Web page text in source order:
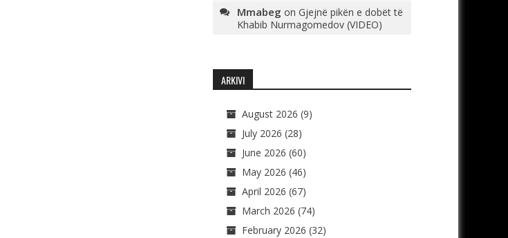
Mmabeg on Gjejnë pikën e dobët të
Khabib Nurmagomedov (VIDEO)
ARKIVI
August 2026 (9)
July 2026 (28)
June 2026 (60)
May 2026 (46)
April 2026 (67)
March 2026 (74)
February 2026 (32)